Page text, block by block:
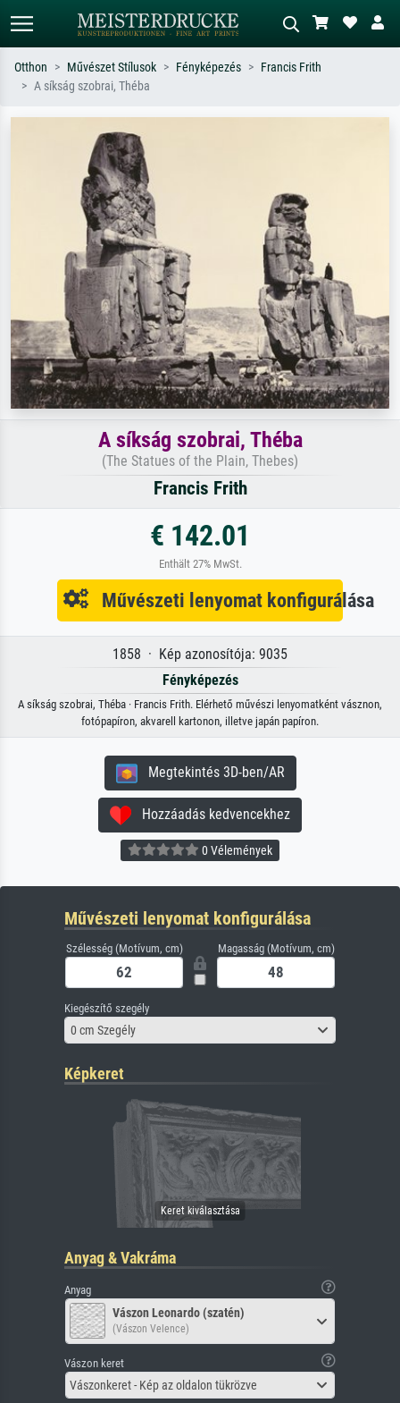
Keressen művész, műcím vagy stílus
szerint – pl. Monet, Csillagos éj,
impresszionizmus, Hokusai-hullám,
akt.
Otthon Művészet Stílusok Fényképezés
Francis Frith
A síkság szobrai, Théba
A síkság szobrai, Théba
(The Statues of the Plain, Thebes)
Francis Frith
€ 142.01
Enthält 27% MwSt.
Művészeti lenyomat konfigurálása
1858 · Kép azonosítója: 9035
Fényképezés
A síkság szobrai, Théba · Francis Frith. Elérhető művészi lenyomatként vásznon,
fotópapíron, akvarell kartonon, illetve japán papíron.
Megtekintés 3D-ben/AR
Hozzáadás kedvencekhez
0 Vélemények
Művészeti lenyomat konfigurálása
Szélesség (Motívum, cm) Magasság (Motívum, cm)
Kiegészítő szegély
0 cm Szegély
Képkeret
Anyag & Vakráma
Anyag
Vászon Leonardo (szatén)
(Vászon Velence)
Vászon keret
Vászonkeret - Kép az oldalon tükrözve